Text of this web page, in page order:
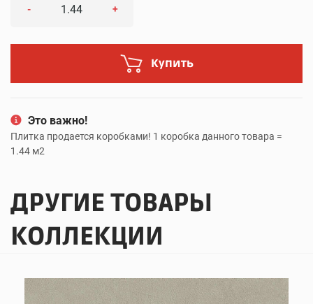
- +
Купить
Это важно!
Плитка продается коробками! 1 коробка данного товара =
1.44 м2
ДРУГИЕ ТОВАРЫ
КОЛЛЕКЦИИ